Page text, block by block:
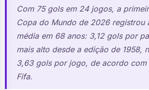
Com 75 gols em 24 jogos, a
Copa do Mundo de 2026 registrou
média em 68 anos: 3,12 gols por
mais alto desde a edição de 1958,
3,63 gols por jogo, de acordo com
Fifa.